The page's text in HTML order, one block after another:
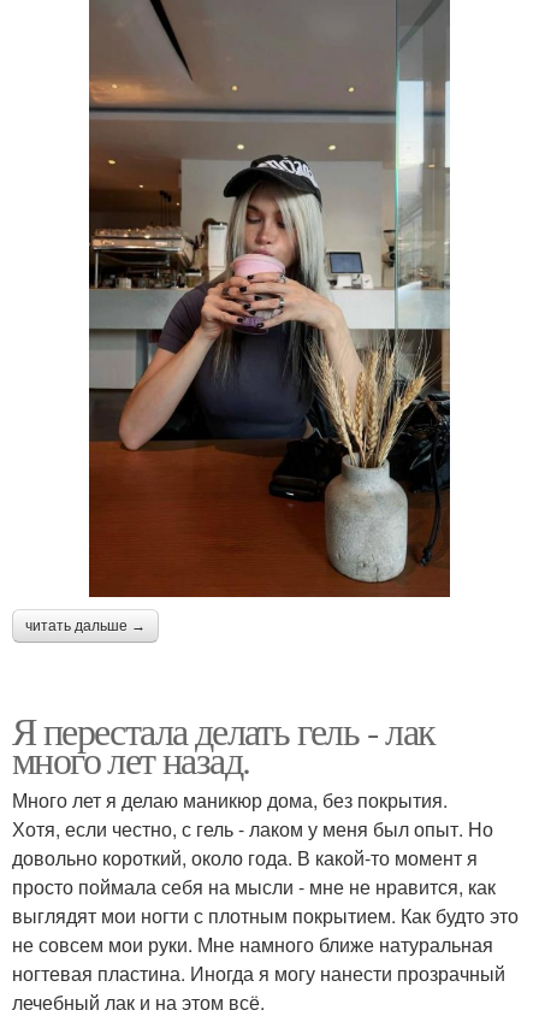
читать дальше →
Я перестала делать гель - лак
много лет назад.
Много лет я делаю маникюр дома, без покрытия.
Хотя, если честно, с гель - лаком у меня был опыт. Но
довольно короткий, около года. В какой-то момент я
просто поймала себя на мысли - мне не нравится, как
выглядят мои ногти с плотным покрытием. Как будто это
не совсем мои руки. Мне намного ближе натуральная
ногтевая пластина. Иногда я могу нанести прозрачный
лечебный лак и на этом всё.